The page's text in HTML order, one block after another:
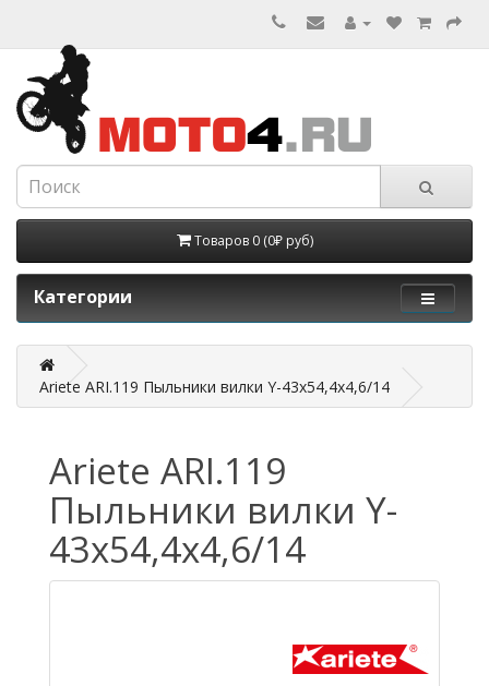
Товаров 0 (0₽ руб)
Категории
Ariete ARI.119 Пыльники вилки Y-43x54,4x4,6/14
Ariete ARI.119
Пыльники вилки Y-
43x54,4x4,6/14